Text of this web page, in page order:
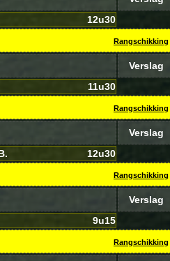
12u30
Rangschikking
Verslag
11u30
Rangschikking
Verslag
12u30
Rangschikking
Verslag
9u15
Rangschikking